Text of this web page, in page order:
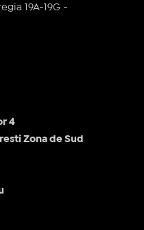
19A-19G -
4
Zona de Sud